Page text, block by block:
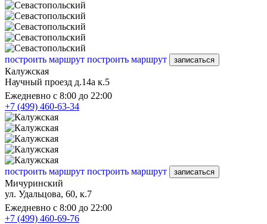
построить маршрут построить маршрут записаться
Калужская
Научный проезд д.14а к.5
Ежедневно с 8:00 до 22:00
+7 (499) 460-63-34
построить маршрут построить маршрут записаться
Мичуринский
ул. Удальцова, 60, к.7
Ежедневно с 8:00 до 22:00
+7 (499) 460-69-76